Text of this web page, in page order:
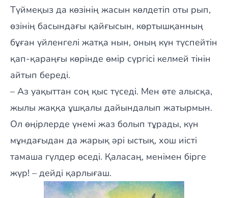
Түймеқыз да көзінің жасын көлдетіп оты рып,
өзінің басындағы қайғысын, көртышқанның
бұған үйленгелі жатқа нын, оның күн түспейтін
қап-қараңғы көрінде өмір сүргісі келмей тінін
айтып береді.
– Аз уақыттан соң қыс түседі. Мен өте алысқа,
жылы жаққа ұшқалы дайындалып жатырмын.
Ол өңірлерде үнемі жаз болып тұрады, күн
мұндағыдан да жарық әрі ыстық, хош иісті
тамаша гүлдер өседі. Қаласаң, менімен бірге
жүр! – дейді қарлығаш.